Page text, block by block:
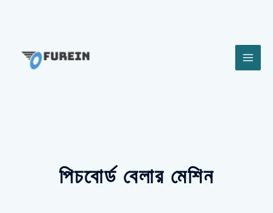
পিচবোর্ড বেলার মেশিন